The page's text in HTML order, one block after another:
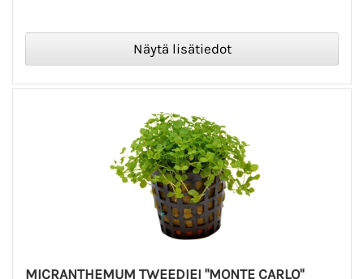
MICRANTHEMUM TWEEDIEI "MONTE CARLO"